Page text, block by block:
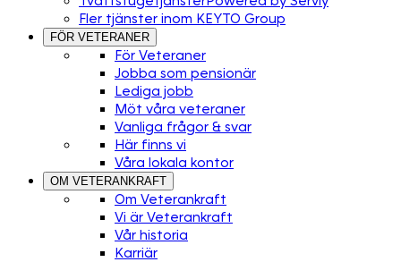
Fler tjänster inom KEYTO Group
FÖR VETERANER
För Veteraner
Jobba som pensionär
Lediga jobb
Möt våra veteraner
Vanliga frågor & svar
Här finns vi
Våra lokala kontor
OM VETERANKRAFT
Om Veterankraft
Vi är Veterankraft
Vår historia
Karriär